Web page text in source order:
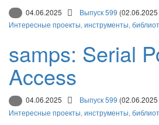
04.06.2025 Выпуск 599
Интересные проекты, инструменты,
samps: Serial
Access
04.06.2025 Выпуск 599
Интересные проекты, инструменты,